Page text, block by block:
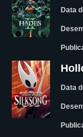
Data
Data